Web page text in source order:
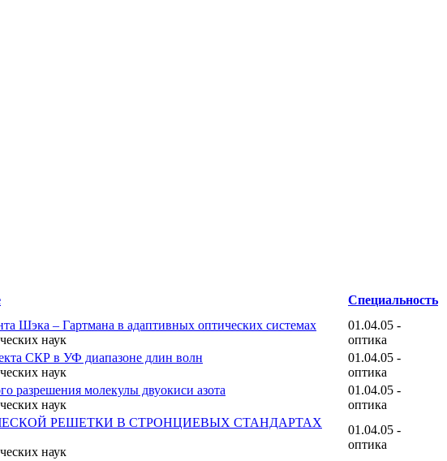
Специальность
Шэка – Гартмана в адаптивных оптических системах
наук
01.04.05 -
оптика
СКР в УФ диапазоне длин волн
наук
01.04.05 -
оптика
разрешения молекулы двуокиси азота
наук
01.04.05 -
оптика
РЕШЕТКИ В СТРОНЦИЕВЫХ СТАНДАРТАХ
наук
01.04.05 -
оптика